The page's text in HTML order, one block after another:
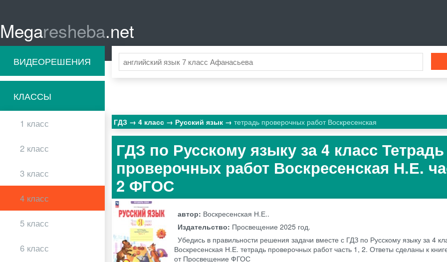
Megaresheba.net
ВИДЕОРЕШЕНИЯ
КЛАССЫ
1 класс
2 класс
3 класс
4 класс
5 класс
6 класс
ГДЗ 4 класс Русский язык тетрадь проверочных работ Воскресенская
ГДЗ по Русскому языку за 4 класс
проверочных работ Воскресенская Н.Е.
2 ФГОС
автор: Воскресенская Н.Е..
Издательство: Просвещение 2025 год.
Убедись в правильности решения задачи вместе с ГДЗ по Русскому языку за 4
Воскресенская Н.Е. тетрадь проверочных работ часть 1, 2. Ответы сделаны к
от Просвещение ФГОС